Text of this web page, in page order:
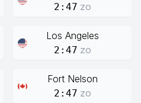
2:47 zo
Los Angeles
2:47 zo
Fort Nelson
2:47 zo